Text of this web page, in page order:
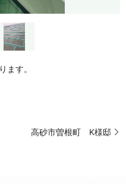
ます。
高砂市曽根町 K様邸